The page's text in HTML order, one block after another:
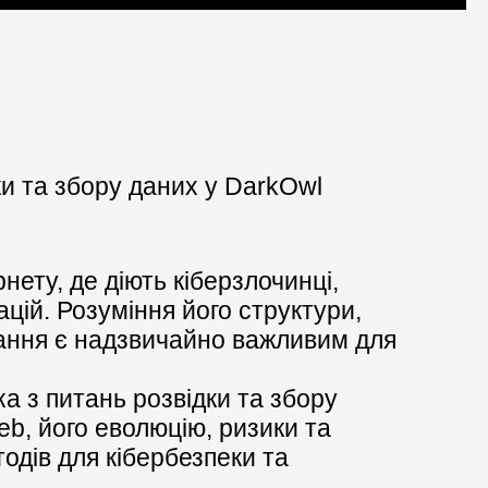
та збору даних у DarkOwl
де діють кіберзлочинці,
Розуміння його структури,
є надзвичайно важливим для
з питань розвідки та збору
його еволюцію, ризики та
для кібербезпеки та